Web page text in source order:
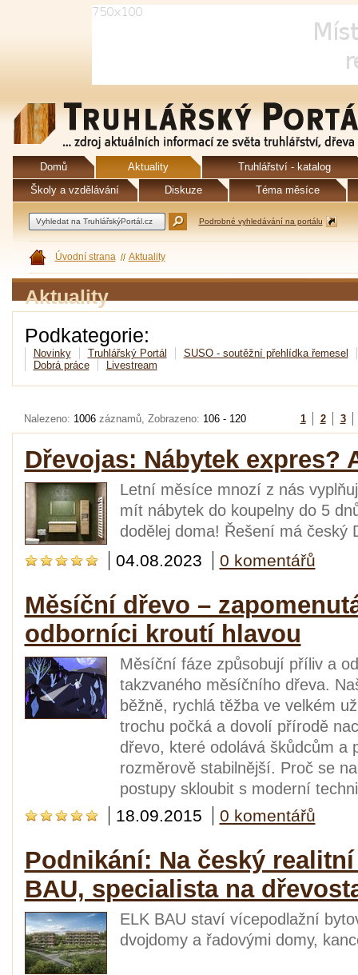
Domů Aktuality
Truhlářství - katalog
Školy a vzdělávání
Diskuze Téma měsíce
Podrobné vyhledávání na portálu
Úvodní strana Aktuality
Aktuality
Podkategorie:
Novinky Truhlářský Portál
SUSO - soutěžní přehlídka řemesel
Dobrá práce
Livestream
Nalezeno: 1006 záznamů, Zobrazeno: 106 - 120 1 2 3
Dřevojas: Nábytek expres?
Letní měsíce mnozí z nás
mít nábytek do koupelny do 5
dodělej doma! Řešení má český
04.08.2023 0 komentářů
Měsíční dřevo –
odborníci kroutí hlavou
Měsíční fáze způsobují příliv a
takzvaného měsíčního dřeva.
běžně, rychlá těžba ve velkém
trochu počká a dovolí přírodě
dřevo, které odolává škůdcům
rozměrově stabilnější. Proč se
postupy skloubit s moderní
18.09.2015 0 komentářů
Podnikání: Na český
BAU, specialista na
ELK BAU staví vícepodlažní
dvojdomy a řadovými domy,